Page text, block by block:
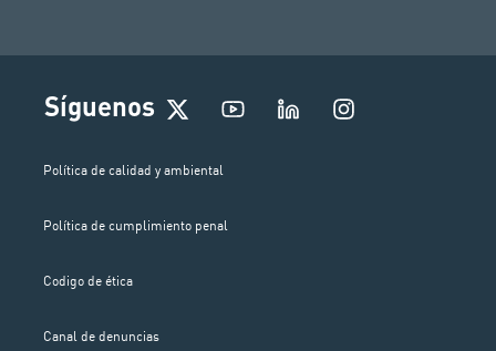
Síguenos
I
n
Política de calidad y ambiental
Política de cumplimiento penal
Codigo de ética
Canal de denuncias